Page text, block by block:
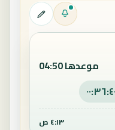
موعدها 04:50
٤:١٣ ص